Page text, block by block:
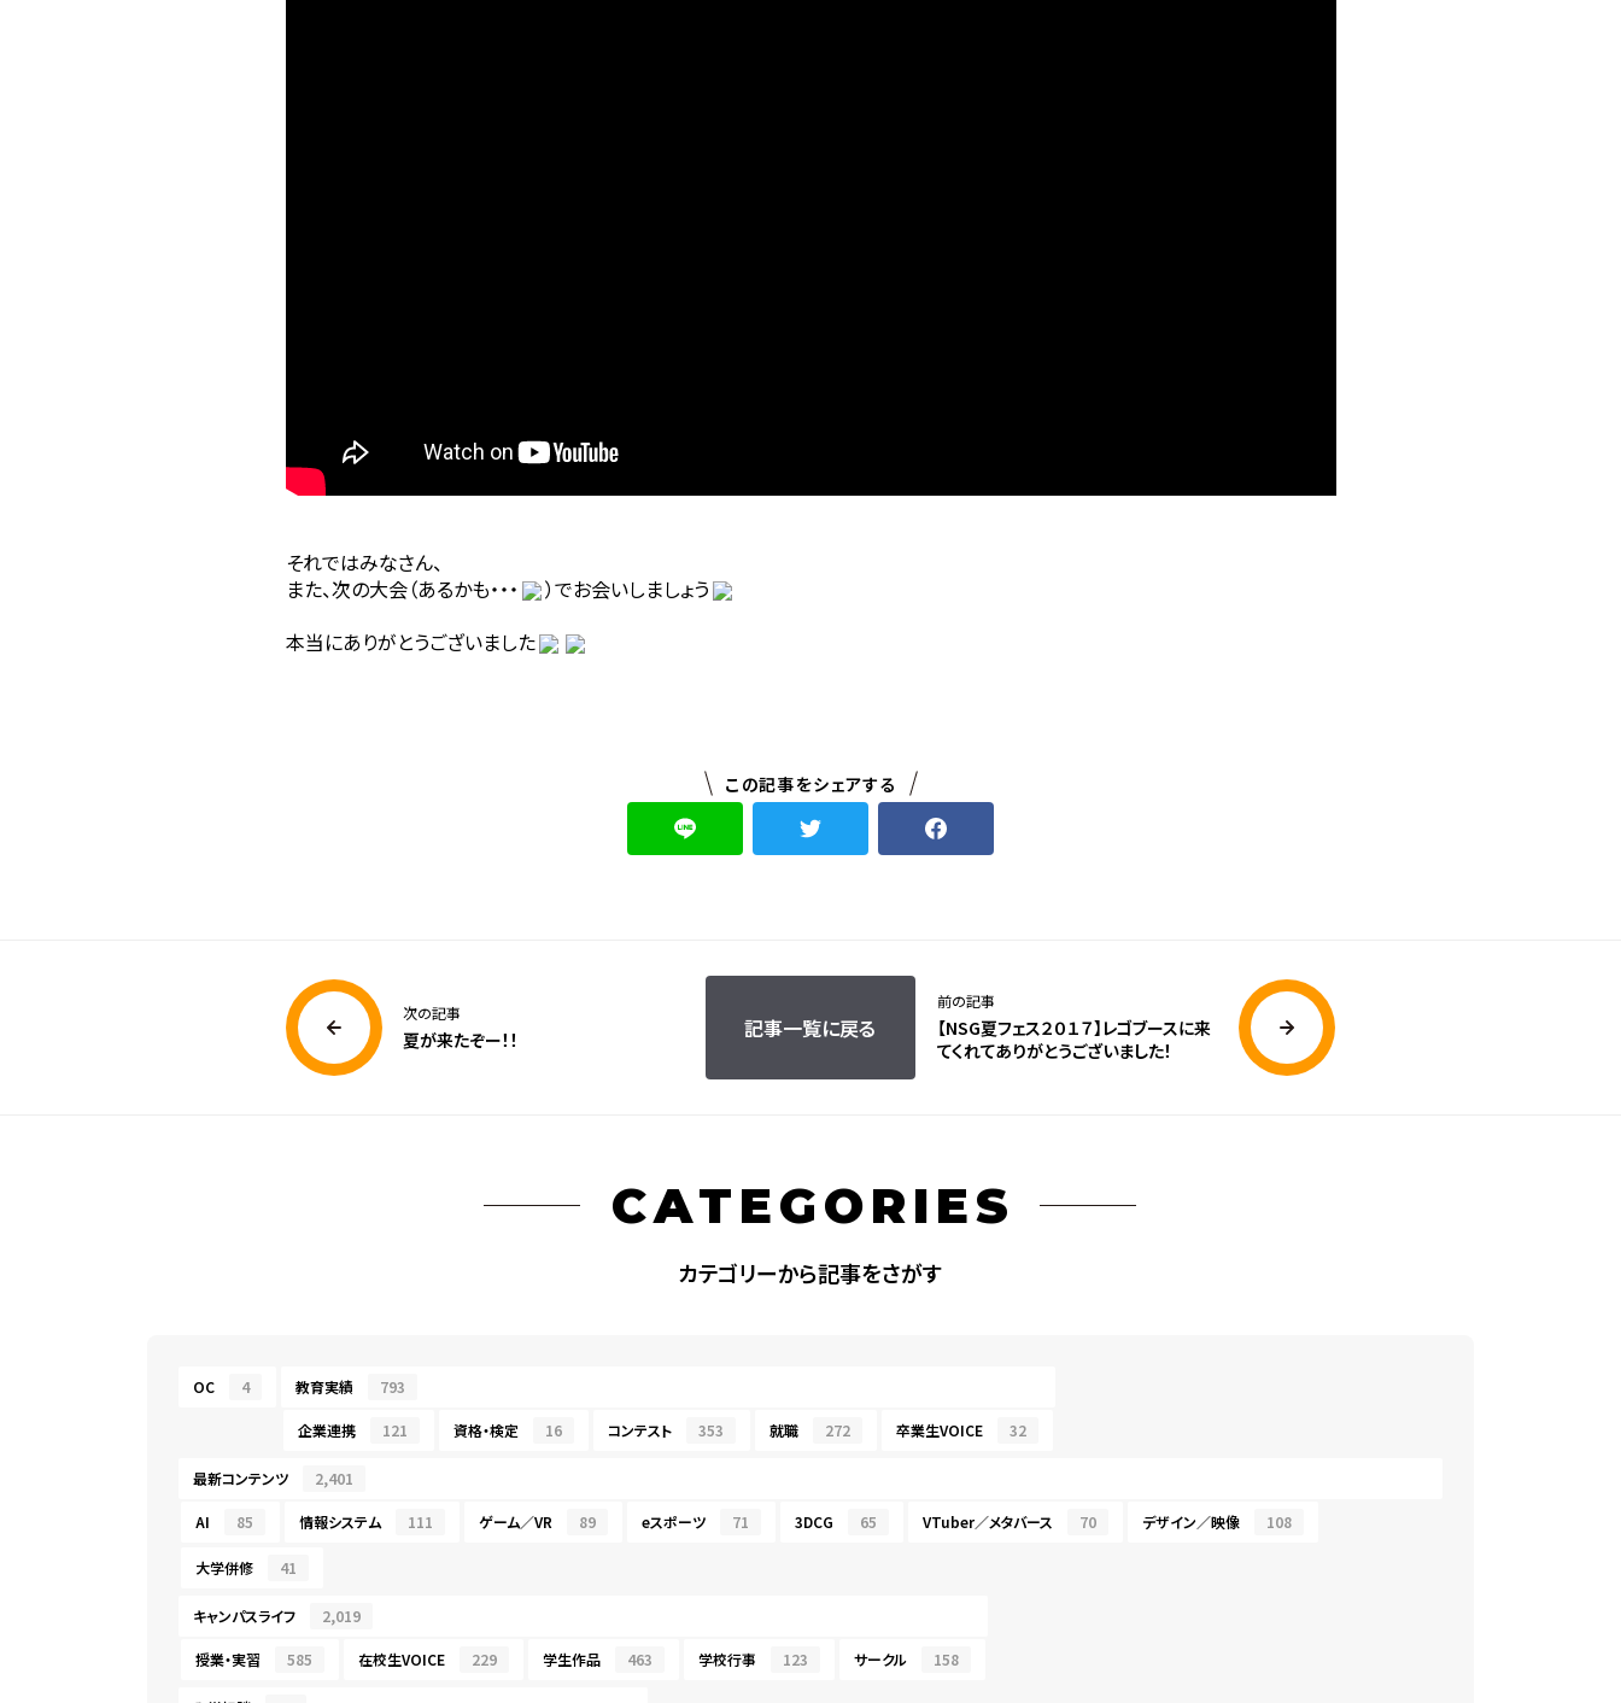
それではみなさん、
また、次の大会（あるかも・・・
）でお会いしましょう
本当にありがとうございました
この記事をシェアする
次の記事
夏が来たぞー！！ 記事一覧に戻る
前の記事
【NSG夏フェス２０１７】レゴブースに来
てくれてありがとうございました！
CATEGORIES
カテゴリーから記事をさがす
OC 4 教育実績 793
企業連携 121 資格・検定 16 コンテスト 353 就職 272 卒業生VOICE 32
最新コンテンツ 2,401
AI 85 情報システム 111 ゲーム／VR 89 eスポーツ 71 3DCG 65 VTuber／メタバース 70 デザイン／映像 108
大学併修 41
キャンパスライフ 2,019
授業・実習 585 在校生VOICE 229 学生作品 463 学校行事 123 サークル 158